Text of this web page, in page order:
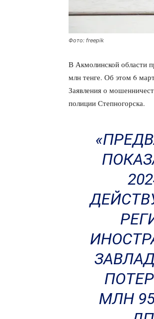
Фото: freepik
В Акмолинской области
млн тенге. Об этом 6
Заявления о
полиции Степногорска.
МЛН